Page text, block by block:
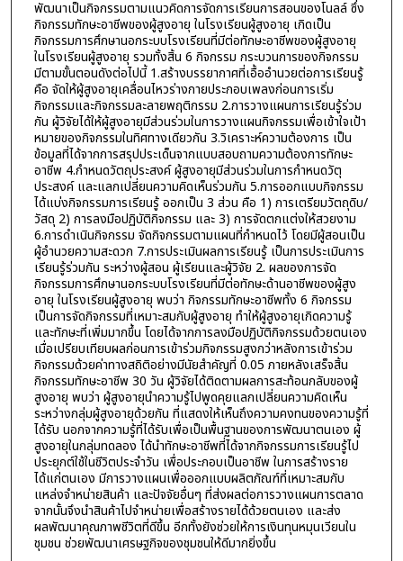
พัฒนาเป็นกิจกรรมตามแนวคิดการจัดการเรียนการสอนของโนลล์ ซึ่ง
กิจกรรมทักษะอาชีพของผู้สูงอายุ ในโรงเรียนผู้สูงอายุ เกิดเป็น
กิจกรรมการศึกษานอกระบบโรงเรียนที่มีต่อทักษะอาชีพของผู้สูงอายุ
ในโรงเรียนผู้สูงอายุ รวมทั้งสิ้น 6 กิจกรรม กระบวนการของกิจกรรม
มีตามขั้นตอนดังต่อไปนี้ 1.สร้างบรรยากาศที่เอื้ออำนวยต่อการเรียนรู้
คือ จัดให้ผู้สูงอายุเคลื่อนไหวร่างกายประกอบเพลงก่อนการเริ่ม
กิจกรรมและกิจกรรมละลายพฤติกรรม 2.การวางแผนการเรียนรู้ร่วม
กัน ผู้วิจัยได้ให้ผู้สูงอายุมีส่วนร่วมในการวางแผนกิจกรรมเพื่อเข้าใจเป้า
หมายของกิจกรรมในทิศทางเดียวกัน 3.วิเคราะห์ความต้องการ เป็น
ข้อมูลที่ได้จากการสรุปประเด็นจากแบบสอบถามความต้องการทักษะ
อาชีพ 4.กำหนดวัตถุประสงค์ ผู้สูงอายุมีส่วนร่วมในการกำหนดวัตุ
ประสงค์ และแลกเปลี่ยนความคิดเห็นร่วมกัน 5.การออกแบบกิจกรรม
ได้แบ่งกิจกรรมการเรียนรู้ ออกเป็น 3 ส่วน คือ 1) การเตรียมวัตถุดิบ/
วัสดุ 2) การลงมือปฏิบัติกิจกรรม และ 3) การจัดตกแต่งให้สวยงาม
6.การดำเนินกิจกรรม จัดกิจกรรมตามแผนที่กำหนดไว้ โดยมีผู้สอนเป็น
ผู้อำนวยความสะดวก 7.การประเมินผลการเรียนรู้ เป็นการประเมินการ
เรียนรู้ร่วมกัน ระหว่างผู้สอน ผู้เรียนและผู้วิจัย 2. ผลของการจัด
กิจกรรมการศึกษานอกระบบโรงเรียนที่มีต่อทักษะด้านอาชีพของผู้สูง
อายุ ในโรงเรียนผู้สูงอายุ พบว่า กิจกรรมทักษะอาชีพทั้ง 6 กิจกรรม
เป็นการจัดกิจกรรมที่เหมาะสมกับผู้สูงอายุ ทำให้ผู้สูงอายุเกิดความรู้
และทักษะที่เพิ่มมากขึ้น โดยได้จากการลงมือปฏิบัติกิจกรรมด้วยตนเอง
เมื่อเปรียบเทียบผลก่อนการเข้าร่วมกิจกรรมสูงกว่าหลังการเข้าร่วม
กิจกรรมด้วยค่าทางสถิติอย่างมีนัยสำคัญที่ 0.05 ภายหลังเสร็จสิ้น
กิจกรรมทักษะอาชีพ 30 วัน ผู้วิจัยได้ติดตามผลการสะท้อนกลับของผู้
สูงอายุ พบว่า ผู้สูงอายุนำความรู้ไปพูดคุยแลกเปลี่ยนความคิดเห็น
ระหว่างกลุ่มผู้สูงอายุด้วยกัน ที่แสดงให้เห็นถึงความคงทนของความรู้ที่
ได้รับ นอกจากความรู้ที่ได้รับเพื่อเป็นพื้นฐานของการพัฒนาตนเอง ผู้
สูงอายุในกลุ่มทดลอง ได้นำทักษะอาชีพที่ได้จากกิจกรรมการเรียนรู้ไป
ประยุกต์ใช้ในชีวิตประจำวัน เพื่อประกอบเป็นอาชีพ ในการสร้างราย
ได้แก่ตนเอง มีการวางแผนเพื่อออกแบบผลิตภัณฑ์ที่เหมาะสมกับ
แหล่งจำหน่ายสินค้า และปัจจัยอื่นๆ ที่ส่งผลต่อการวางแผนการตลาด
จากนั้นจึงนำสินค้าไปจำหน่ายเพื่อสร้างรายได้ด้วยตนเอง และส่ง
ผลพัฒนาคุณภาพชีวิตที่ดีขึ้น อีกทั้งยังช่วยให้การเงินทุนหมุนเวียนใน
ชุมชน ช่วยพัฒนาเศรษฐกิจของชุมชนให้ดีมากยิ่งขึ้น